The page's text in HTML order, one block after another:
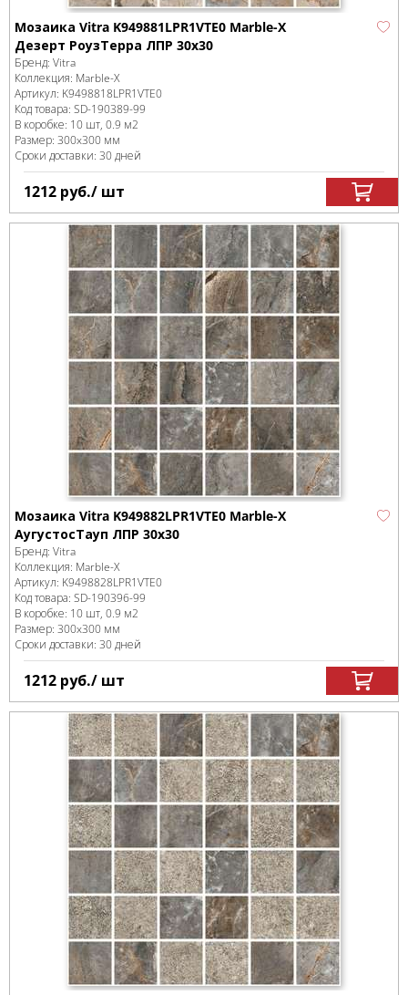
Мозаика Vitra K949881LPR1VTE0 Marble-X
Дезерт РоузТерра ЛПР 30x30
Бренд: Vitra
Коллекция: Marble-X
Артикул: K9498818LPR1VTE0
Код товара: SD-190389-99
В коробке: 10 шт, 0.9 м2
Размер: 300x300 мм
Сроки доставки: 30 дней
1212 руб./ шт
Мозаика Vitra K949882LPR1VTE0 Marble-X
АугустосТауп ЛПР 30x30
Бренд: Vitra
Коллекция: Marble-X
Артикул: K9498828LPR1VTE0
Код товара: SD-190396-99
В коробке: 10 шт, 0.9 м2
Размер: 300x300 мм
Сроки доставки: 30 дней
1212 руб./ шт